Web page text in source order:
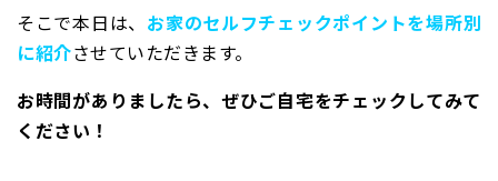
そこで本日は、 お家のセルフチェックポイントを場所別
に紹介させていただきます。
お時間がありましたら、ぜひご自宅をチェックしてみて
ください！